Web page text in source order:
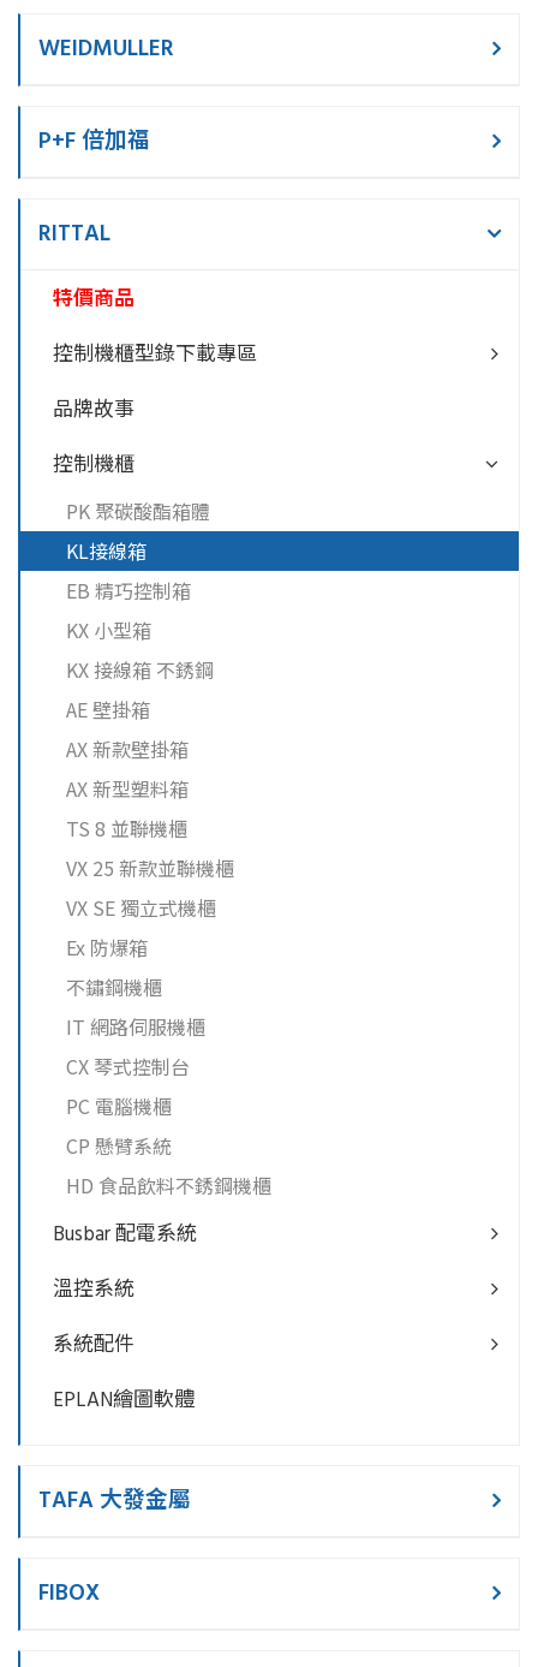
WEIDMULLER
P+F 倍加福
RITTAL
特價商品
控制機櫃型錄下載專區
品牌故事
控制機櫃
PK 聚碳酸酯箱體
KL接線箱
EB 精巧控制箱
KX 小型箱
KX 接線箱 不銹鋼
AE 壁掛箱
AX 新款壁掛箱
AX 新型塑料箱
TS 8 並聯機櫃
VX 25 新款並聯機櫃
VX SE 獨立式機櫃
Ex 防爆箱
不鏽鋼機櫃
IT 網路伺服機櫃
CX 琴式控制台
PC 電腦機櫃
CP 懸臂系統
HD 食品飲料不銹鋼機櫃
Busbar 配電系統
溫控系統
系統配件
EPLAN繪圖軟體
TAFA 大發金屬
FIBOX